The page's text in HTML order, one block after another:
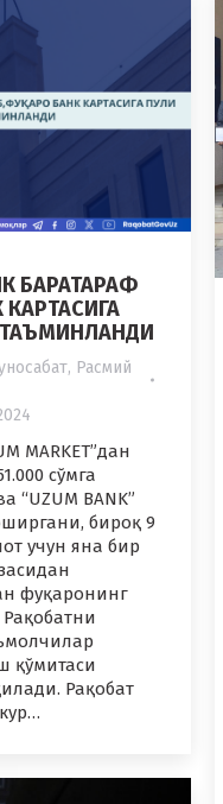
БАРАТАРАФ
, Расмий
MARKET”дан
сўмга
“UZUM BANK”
бироқ 9
учун яна бир
фуқаронинг
қўмитаси
Рақобат